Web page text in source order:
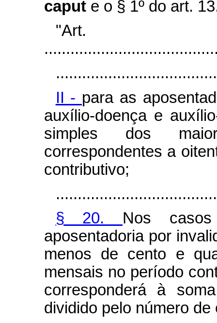
caput e o § 1º do art.
II - para as
auxílio-doença e
simples dos
correspondentes a
contributivo;
§ 20. Nos
aposentadoria por
menos de cento e
mensais no período
corresponderá à
dividido pelo número